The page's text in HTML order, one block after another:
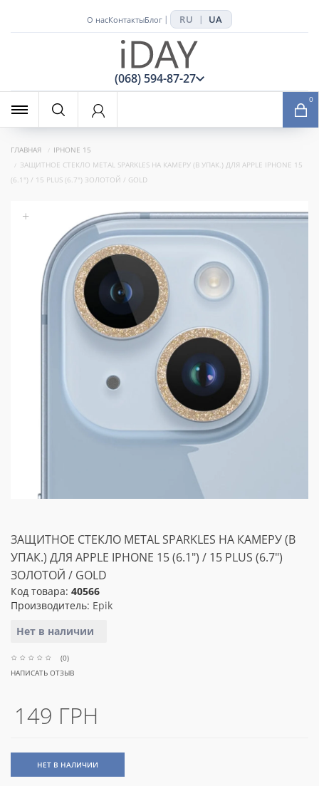
О насКонтактыБлог | RU | UA
(068) 594-87-27
0
ГЛАВНАЯ
IPHONE 15
ЗАЩИТНОЕ СТЕКЛО METAL SPARKLES НА КАМЕРУ (В УПАК.) ДЛЯ APPLE IPHONE 15
(6.1") / 15 PLUS (6.7") ЗОЛОТОЙ / GOLD
+
ЗАЩИТНОЕ СТЕКЛО METAL SPARKLES НА КАМЕРУ (В
УПАК.) ДЛЯ APPLE IPHONE 15 (6.1") / 15 PLUS (6.7")
ЗОЛОТОЙ / GOLD
Код товара: 40566
Производитель: Epik
Нет в наличии
(0)
НАПИСАТЬ ОТЗЫВ
149 ГРН
НЕТ В НАЛИЧИИ